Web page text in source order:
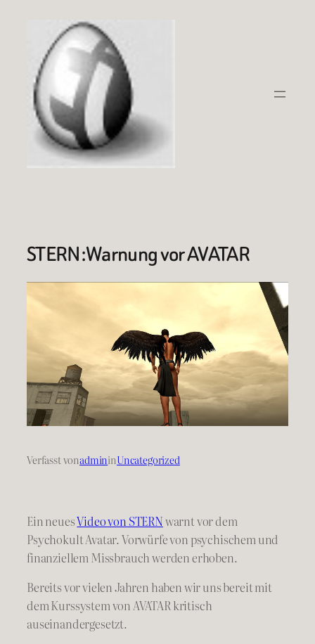
springen
STERN:Warnung vor AVATAR
Verfasst vonadmininUncategorized
Ein neuesVideo von STERNwarnt vor dem
Psychokult Avatar. Vorwürfe von psychischem und
finanziellem Missbrauch werden erhoben.
Bereits vor vielen Jahren haben wir uns bereit mit
dem Kurssystem von AVATAR kritisch
auseinandergesetzt.